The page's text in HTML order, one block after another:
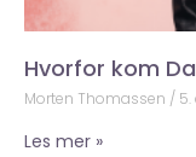
Hvorfor kom
Morten Thomassen
Les mer »